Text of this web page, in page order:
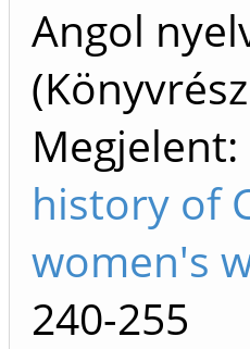
Angol
Megjelent:
history of
women's
240-255